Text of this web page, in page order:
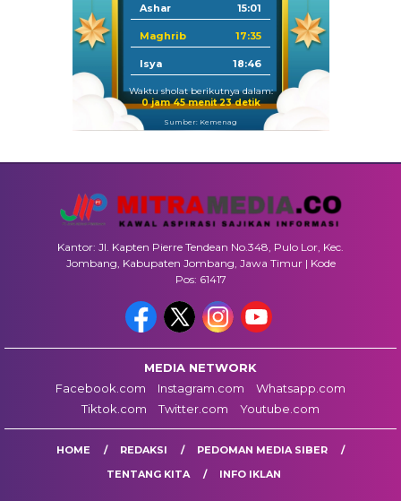
Ashar 15:01
Maghrib 17:35
Isya 18:46
Waktu sholat berikutnya dalam:
0 jam 45 menit 23 detik
Sumber: Kemenag
Kantor: Jl. Kapten Pierre Tendean No.348, Pulo Lor, Kec.
Jombang, Kabupaten Jombang, Jawa Timur | Kode
Pos: 61417
MEDIA NETWORK
Facebook.com
Instagram.com
Whatsapp.com
Tiktok.com
Twitter.com Youtube.com
HOME REDAKSI
PEDOMAN MEDIA SIBER
TENTANG KITA
INFO IKLAN